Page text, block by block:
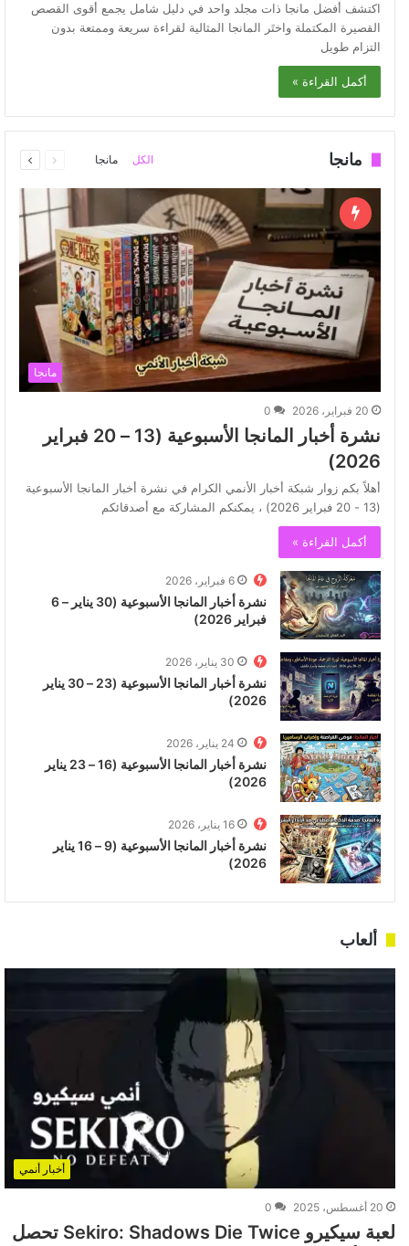
اكتشف أفضل مانجا ذات مجلد واحد في دليل شامل يجمع أقوى القصص
القصيرة المكتملة واختَر المانجا المثالية لقراءة سريعة وممتعة بدون
التزام طويل
أكمل القراءة »
مانجا الكل مانجا
الصفحة
مانجا
20 فبراير، 2026 0
نشرة أخبار المانجا الأسبوعية (13 – 20 فبراير
2026)
أهلاً بكم زوار شبكة أخبار الأنمي الكرام في نشرة أخبار المانجا الأسبوعية
(13 - 20 فبراير 2026) ، يمكنكم المشاركة مع أصدقائكم
أكمل القراءة »
6 فبراير، 2026
نشرة أخبار المانجا الأسبوعية (30 يناير – 6
فبراير 2026)
30 يناير، 2026
نشرة أخبار المانجا الأسبوعية (23 – 30 يناير
2026)
24 يناير، 2026
نشرة أخبار المانجا الأسبوعية (16 – 23 يناير
2026)
16 يناير، 2026
نشرة أخبار المانجا الأسبوعية (9 – 16 يناير
2026)
ألعاب
أخبار أنمي
20 أغسطس، 2025 0
لعبة سيكيرو Sekiro: Shadows Die Twice تحصل